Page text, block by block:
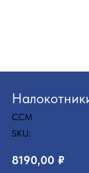
CCM
SKU:
8190,00 ₽